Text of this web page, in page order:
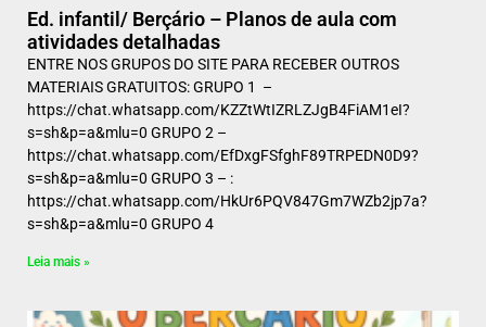
Ed. infantil/ Berçário – Planos de aula com
atividades detalhadas
ENTRE NOS GRUPOS DO SITE PARA RECEBER OUTROS
MATERIAIS GRATUITOS: GRUPO 1 –
https://chat.whatsapp.com/KZZtWtIZRLZJgB4FiAM1eI?
s=sh&p=a&mlu=0 GRUPO 2 –
https://chat.whatsapp.com/EfDxgFSfghF89TRPEDN0D9?
s=sh&p=a&mlu=0 GRUPO 3 – :
https://chat.whatsapp.com/HkUr6PQV847Gm7WZb2jp7a?
s=sh&p=a&mlu=0 GRUPO 4
Leia mais »